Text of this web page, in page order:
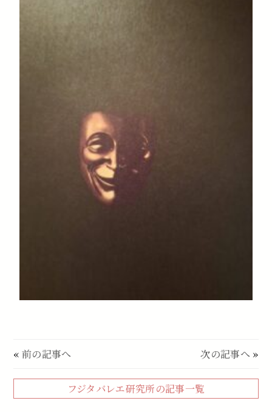
«前の記事へ 次の記事へ »
フジタバレエ研究所の記事一覧